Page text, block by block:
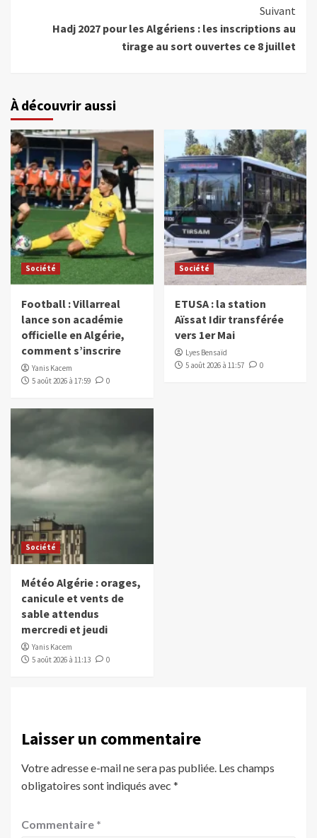
Suivant
Hadj 2027 pour les Algériens : les inscriptions au
tirage au sort ouvertes ce 8 juillet
À découvrir aussi
Société
Football : Villarreal
lance son académie
officielle en Algérie,
comment s’inscrire
Yanis Kacem
5 août 2026 à 17:59
0
Société
ETUSA : la station
Aïssat Idir transférée
vers 1er Mai
Lyes Bensaïd
5 août 2026 à 11:57
0
Société
Météo Algérie : orages,
canicule et vents de
sable attendus
mercredi et jeudi
Yanis Kacem
5 août 2026 à 11:13
0
Laisser un commentaire
Votre adresse e-mail ne sera pas publiée. Les champs
obligatoires sont indiqués avec *
Commentaire *